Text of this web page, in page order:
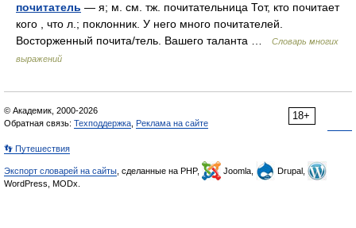
почитатель — я; м. см. тж. почитательница Тот, кто почитает
кого , что л.; поклонник. У него много почитателей.
Восторженный почита/тель. Вашего таланта …
Словарь многих
выражений
18+
© Академик, 2000-2026
Обратная связь: Техподдержка Реклама на сайте
👣 Путешествия
Экспорт словарей на сайты , сделанные на PHP, Joomla,
Drupal,
WordPress, MODx.